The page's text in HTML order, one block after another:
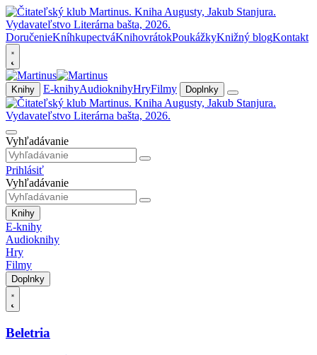
DoručenieKníhkupectváKnihovrátokPoukážkyKnižný blogKontakt
Knihy E-knihyAudioknihyHryFilmy Doplnky
Vyhľadávanie
Prihlásiť
Vyhľadávanie
Knihy
E-knihy
Audioknihy
Hry
Filmy
Doplnky
Beletria